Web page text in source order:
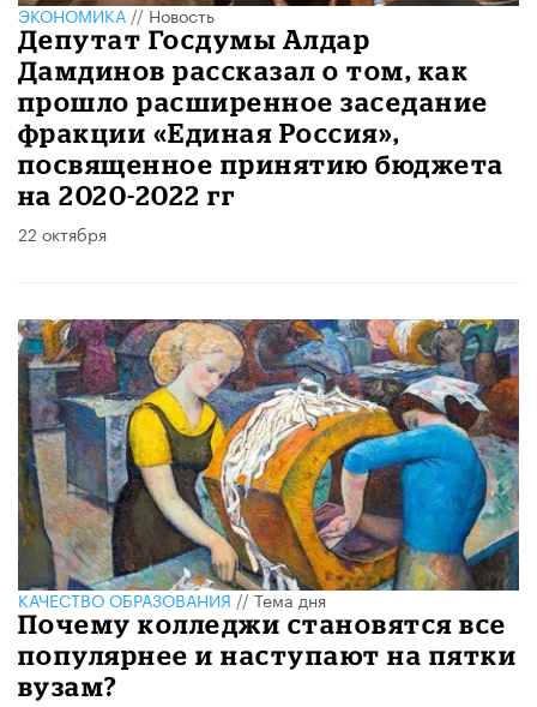
ЭКОНОМИКА//Новость
Депутат Госдумы Алдар
Дамдинов рассказал о том, как
прошло расширенное заседание
фракции «Единая Россия»,
посвященное принятию бюджета
на 2020-2022 гг
22 октября
КАЧЕСТВО ОБРАЗОВАНИЯ//Тема дня
Почему колледжи становятся все
популярнее и наступают на пятки
вузам?